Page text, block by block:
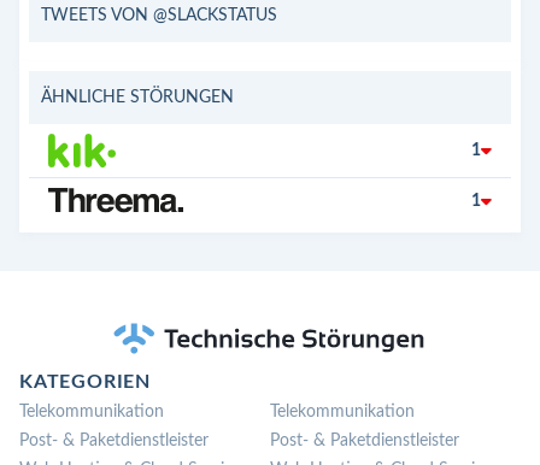
TWEETS VON @SLACKSTATUS
ÄHNLICHE STÖRUNGEN
1
1
KATEGORIEN
Telekommunikation
Post- & Paketdienstleister
Telekommunikation
Post- & Paketdienstleister